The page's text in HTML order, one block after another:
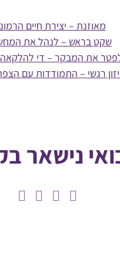
– יצירת חיים הרמוניים
בראש – לנהל את המחשבות
המבקר – די להלקאה עצמית
– התמודדות עם הצפה רגשית
נישאר